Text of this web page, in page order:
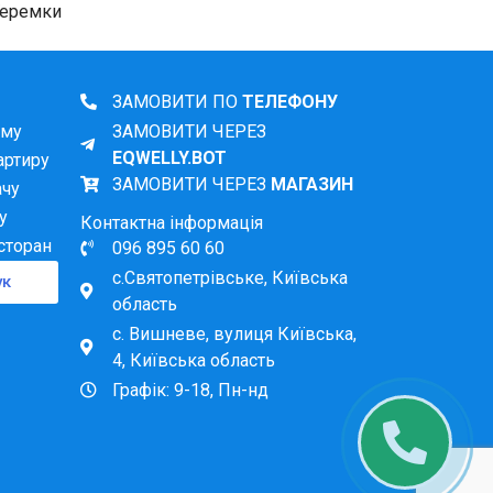
Кловська, Арсенальна.
близькості до вашого будинку чи
солей жорсткості та сполуки хлору. Питна
гарантує її повну безпеку.
активованого вугілля.
бактерій на молекулярному рівні.
ЗАМОВИТИ ПО ТЕЛЕФОНУ
ЗАМОВИТИ ЧЕРЕЗ
EQWELLY.BOT
ЗАМОВИТИ ЧЕРЕЗ МАГАЗИН
Контактна інформація
096 895 60 60
с.Святопетрівське, Київська
область
с. Вишневе, вулиця Київська,
4, Київська область
Графік: 9-18, Пн-нд